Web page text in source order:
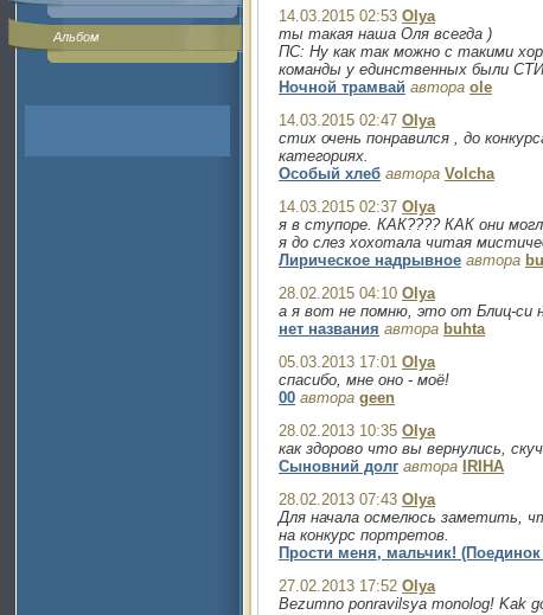
Альбом
14.03.2015 02:53 Olya
ты такая наша Оля всегда )
ПС: Ну как так можно с такими
команды у единственных были
Ночной трамвай автора ole
14.03.2015 02:47 Olya
стих очень понравился , до
категориях.
Особый хлеб автора Volcha
14.03.2015 02:37 Olya
я в ступоре. КАК???? КАК они
я до слез хохотала читая
Лирическое надрывное автора
28.02.2015 04:10 Olya
а я вот не помню, это от Блиц-си
нет названия автора buhta
05.03.2013 17:01 Olya
спасибо, мне оно - моё!
00 автора geen
28.02.2013 10:35 Olya
как здорово что вы вернулись,
Сыновний долг автора
IRIHA
28.02.2013 07:43 Olya
Для начала осмелюсь заметить,
на конкурс портретов.
Прости меня, мальчик! (Поединок
27.02.2013 17:52 Olya
Bezumno ponravilsya monolog! Kak